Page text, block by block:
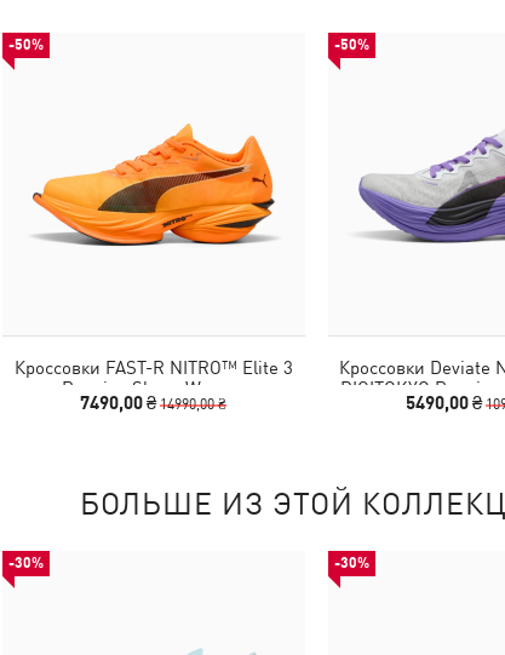
-50%
Кроссовки FAST-R NITRO™ Elite 3
Running Shoes Women
7490,00 ₴14990,00 ₴
-50%
Кроссовки Deviate
DIGITOKYO Running
5490,00 ₴
БОЛЬШЕ ИЗ ЭТОЙ
-30% -30%